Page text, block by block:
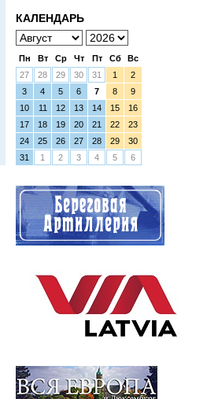
КАЛЕНДАРЬ
Пн Вт Ср Чт Пт Сб
Вс
27
28 29 30 31 1
2
3
4 5 6 7 8
9
10
11 12 13 14 15
16
17
18 19 20 21 22
23
24
25 26 27 28 29
30
31
1 2 3 4 5 6